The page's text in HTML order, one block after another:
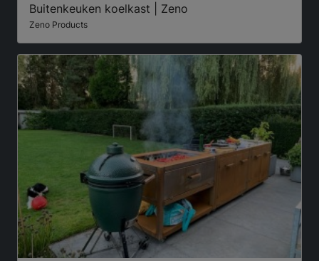
Buitenkeuken koelkast | Zeno
Zeno Products